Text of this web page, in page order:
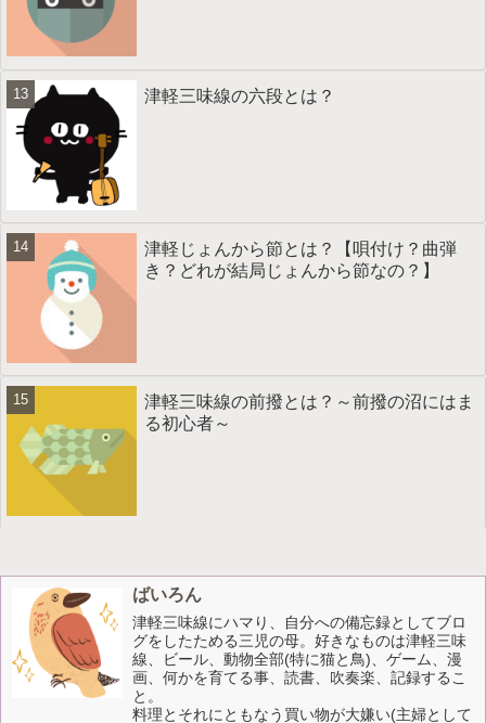
津軽三味線の六段とは？
津軽じょんから節とは？【唄付け？曲弾
き？どれが結局じょんから節なの？】
津軽三味線の前撥とは？～前撥の沼にはま
る初心者～
ばいろん
津軽三味線にハマり、自分への備忘録としてブロ
グをしたためる三児の母。好きなものは津軽三味
線、ビール、動物全部(特に猫と鳥)、ゲーム、漫
画、何かを育てる事、読書、吹奏楽、記録するこ
と。
料理とそれにともなう買い物が大嫌い(主婦として